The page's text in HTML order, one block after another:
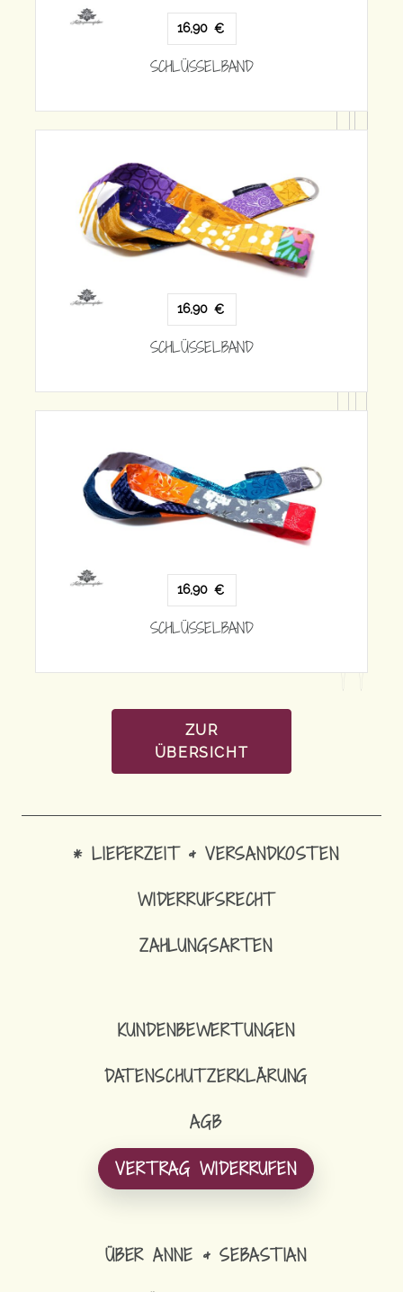
16,90€
SCHLÜSSELBAND
16,90
SCHLÜSSELBAND
16,90€
ZUR
ÜBERSICHT
* LIEFERZEIT & VERSANDKOSTEN
WIDERRUFSRECHT
ZAHLUNGSARTEN
KUNDENBEWERTUNGEN
DATENSCHUTZERKLÄRUNG
AGB
VERTRAG WIDERRUFEN
ÜBER ANNE & SEBASTIAN